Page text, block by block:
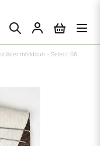
mörkbrun - Select 06